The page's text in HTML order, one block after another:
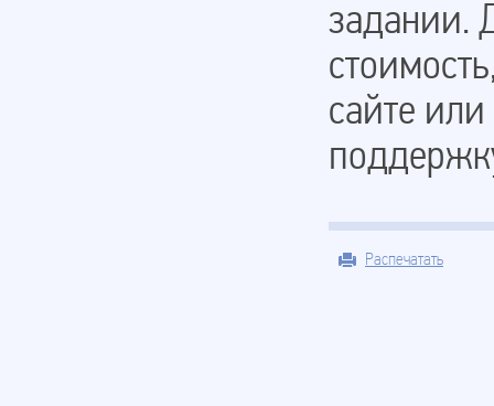
задании.
сайте или
Распечатать